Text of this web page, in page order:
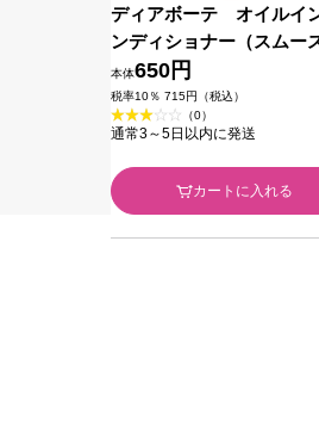
ディアボーテ オイルイ
ンディショナー（スムース
リペア） 詰替用 ４００
ラシエホームプロダクツ
本体650円
税率10％ 715円（税込）
（0）
通常3～5日以内に発送
カートに入れる